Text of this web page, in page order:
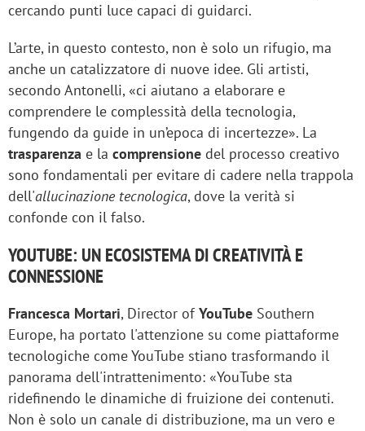
cercando punti luce capaci di guidarci.
L’arte, in questo contesto, non è solo un rifugio, ma
anche un catalizzatore di nuove idee. Gli artisti,
secondo Antonelli, «ci aiutano a elaborare e
comprendere le complessità della tecnologia,
fungendo da guide in un’epoca di incertezze». La
trasparenza e la comprensione del processo creativo
sono fondamentali per evitare di cadere nella trappola
dell'allucinazione tecnologica, dove la verità si
confonde con il falso.
YOUTUBE: UN ECOSISTEMA DI CREATIVITÀ E
CONNESSIONE
Francesca Mortari, Director ofYouTube Southern
Europe, ha portato l'attenzione su come piattaforme
tecnologiche come YouTube stiano trasformando il
panorama dell'intrattenimento: «YouTube sta
ridefinendo le dinamiche di fruizione dei contenuti.
Non è solo un canale di distribuzione, ma un vero e